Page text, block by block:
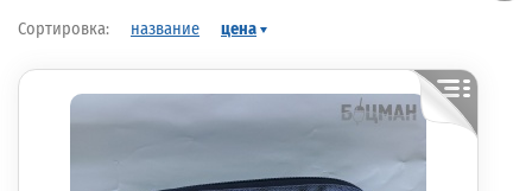
название цена